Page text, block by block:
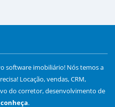
software imobiliário! Nós temos a
Locação, vendas, CRM,
do corretor, desenvolvimento de
.